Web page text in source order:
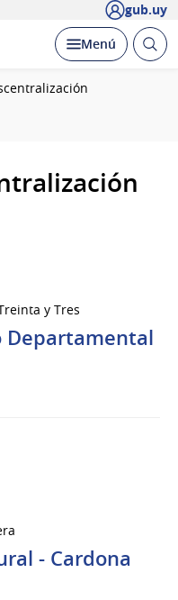
gub.uy
Desplegar
Menú Abrir
y Tres
Departamental
- Cardona